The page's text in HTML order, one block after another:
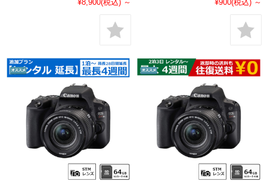
¥8,900(税込) ～ ¥900(税込) ～